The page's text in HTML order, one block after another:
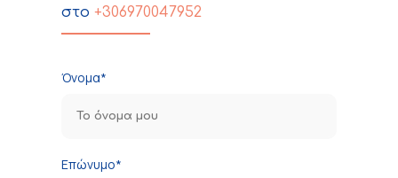
στο +306970047952
Όνομα*
Επώνυμο*